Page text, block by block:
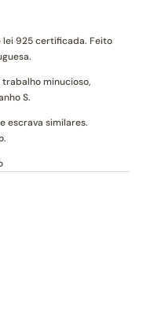
925 certificada. Feito
minucioso,
S.
escrava similares.